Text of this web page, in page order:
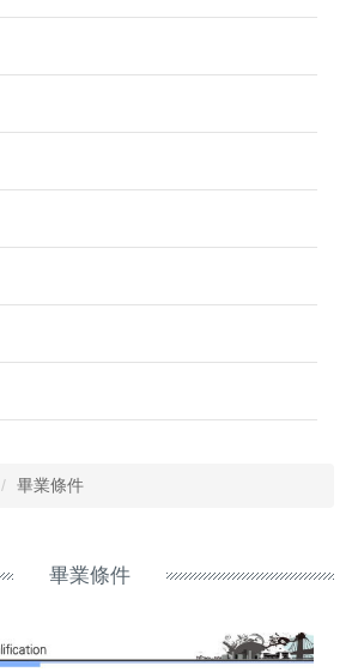
畢業條件
畢業條件